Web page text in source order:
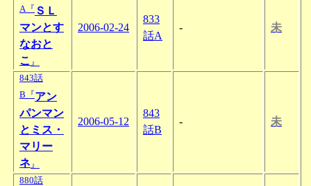
A『 ＳＬ
マンとす
なおと
こ 』
2006-02-24
833
話A
- 未
843話
B『アン
パンマン
とミス・
マリー
ネ 』
2006-05-12
843
話B
- 未
880話